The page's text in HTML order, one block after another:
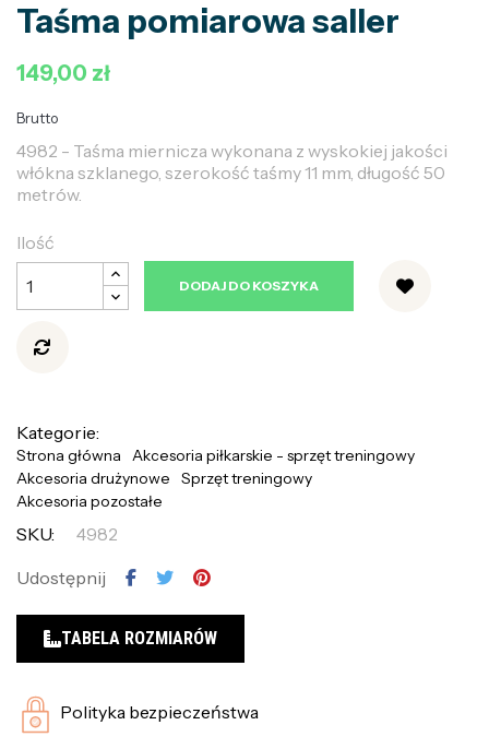
Taśma pomiarowa saller
149,00 zł
Brutto
4982 - Taśma miernicza wykonana z wyskokiej jakości
włókna szklanego, szerokość taśmy 11 mm, długość 50
metrów.
Ilość
DODAJ DO KOSZYKA
Kategorie:
Strona główna
Akcesoria piłkarskie - sprzęt treningowy
Akcesoria drużynowe
Sprzęt treningowy
Akcesoria pozostałe
SKU:
4982
Udostępnij
TABELA ROZMIARÓW
Polityka bezpieczeństwa